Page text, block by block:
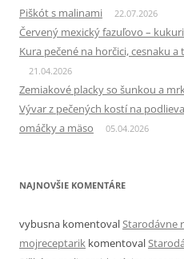
Piškót s malinami 22.07.2026
Červený mexický fazuľovo –
Kura pečené na horčici, cesnaku
21.04.2026
Zemiakové placky so šunkou a
Vývar z pečených kostí na
omáčky a mäso
05.04.2026
NAJNOVŠIE KOMENTÁRE
vybusna komentovalStarodávne
mojreceptarik komentoval